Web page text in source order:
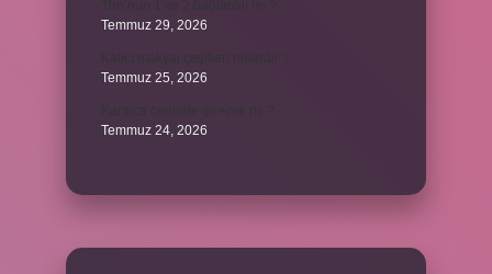
Temmuz 29, 2026
Temmuz 25, 2026
Temmuz 24, 2026